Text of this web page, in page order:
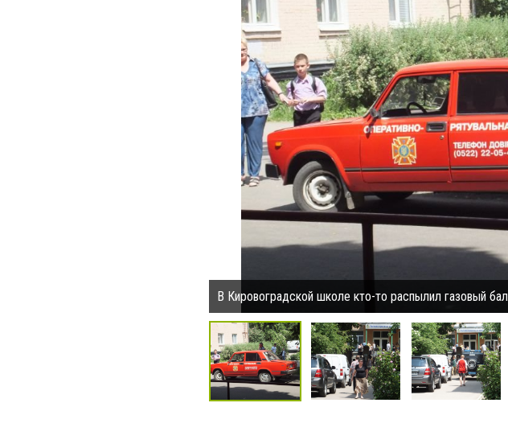
В Кировоградской школе кто-то распылил газовый